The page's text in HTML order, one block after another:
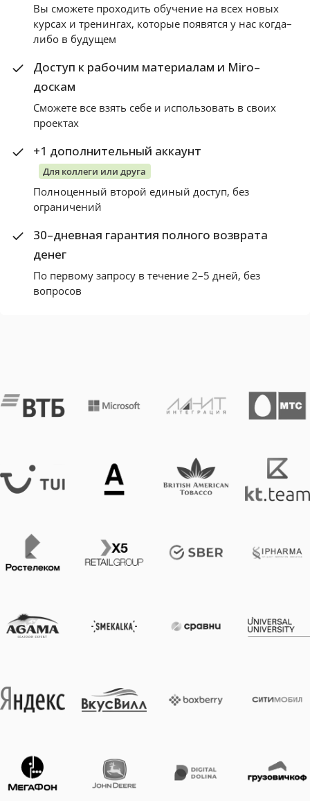
Вы сможете проходить обучение на всех новых
курсах и тренингах, которые появятся у нас когда–
либо в будущем
Доступ к рабочим материалам и Miro–
доскам
Сможете все взять себе и использовать в своих
проектах
+1 дополнительный аккаунт
Для коллеги или друга
Полноценный второй единый доступ, без
ограничений
30–дневная гарантия полного возврата
денег
По первому запросу в течение 2–5 дней, без
вопросов